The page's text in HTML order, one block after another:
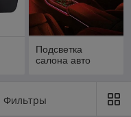
Подсветка
салона авто
Фильтры